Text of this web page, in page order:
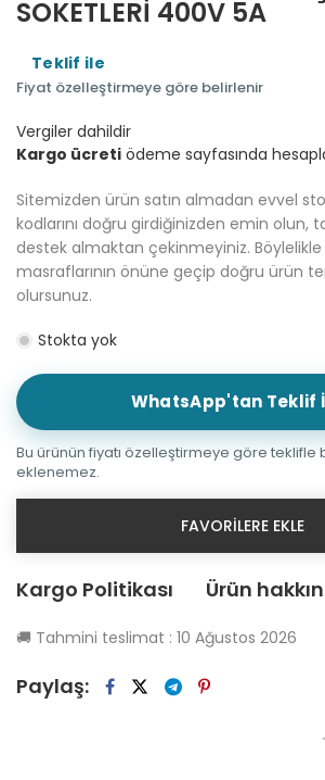
SOKETLERİ 400V 5A
Teklif ile
Fiyat özelleştirmeye göre belirlenir
Vergiler dahildir
Kargo ücreti ödeme sayfasında
Sitemizden ürün satın almadan evvel
kodlarını doğru girdiğinizden emin olun,
destek almaktan çekinmeyiniz.
masraflarının önüne geçip doğru ürün
olursunuz.
Stokta yok
WhatsApp'tan Teklif
Bu ürünün fiyatı özelleştirmeye göre teklifle
eklenemez.
FAVORILERE EKLE
Kargo Politikası Ürün
🚚 Tahmini teslimat : 10 Ağustos 2026
Paylaş: